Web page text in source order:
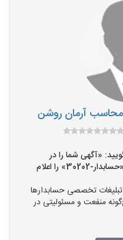
آرمان روشن
«آگهی شما را در
سایت هزار حسابدار دیده ام و کد «حسابدار-30202» را اعلام
تخصصی حسابدارها
منفعت و مسئولیتی در